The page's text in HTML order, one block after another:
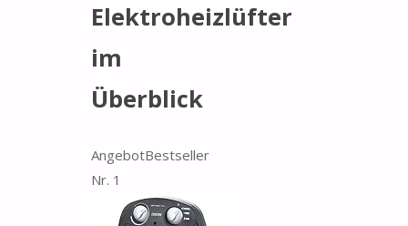
Elektroheizlüfter
im
Überblick
AngebotBestseller
Nr. 1